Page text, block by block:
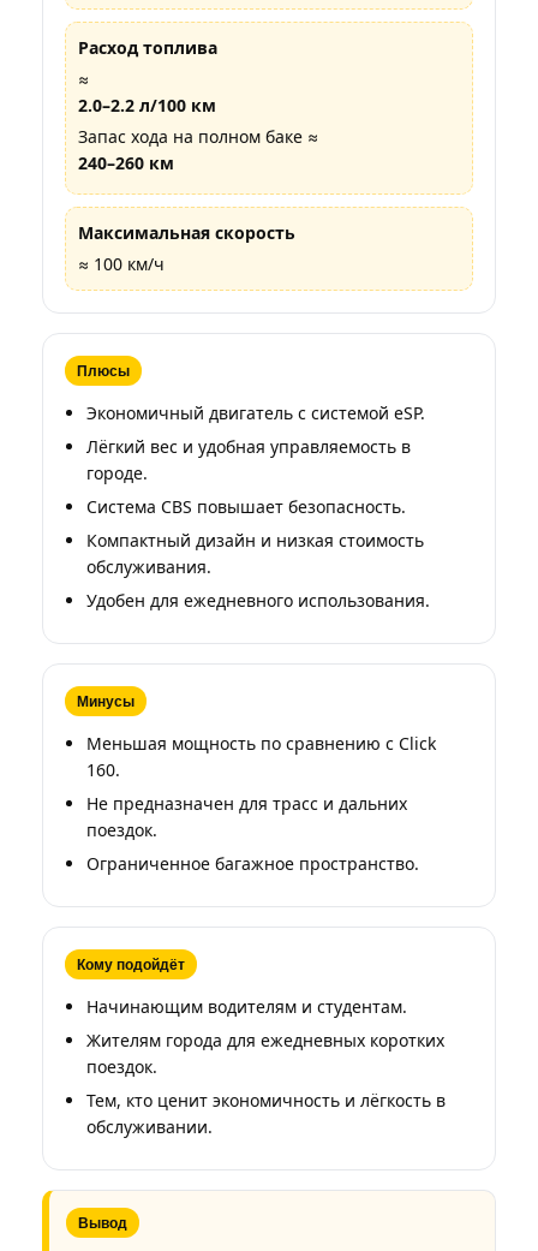
Расход топлива
≈
2.0–2.2 л/100 км
Запас хода на полном баке ≈
240–260 км
Максимальная скорость
≈ 100 км/ч
Плюсы
Экономичный двигатель с системой eSP.
Лёгкий вес и удобная управляемость в
городе.
Система CBS повышает безопасность.
Компактный дизайн и низкая стоимость
обслуживания.
Удобен для ежедневного использования.
Минусы
Меньшая мощность по сравнению с Click
160.
Не предназначен для трасс и дальних
поездок.
Ограниченное багажное пространство.
Кому подойдёт
Начинающим водителям и студентам.
Жителям города для ежедневных коротких
поездок.
Тем, кто ценит экономичность и лёгкость в
обслуживании.
Вывод